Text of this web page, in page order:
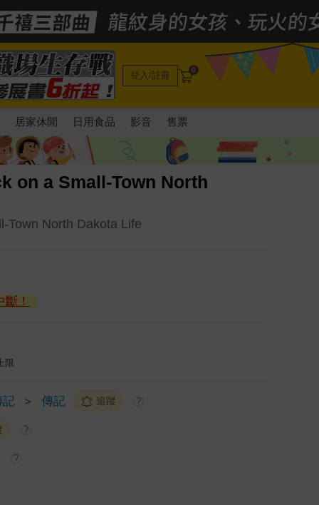
登入/註冊 0
居家休閒 日用食品 影音 售票
on a Small-Town North
Town North Dakota Life
！
限
記 ＞ 傳記 追蹤 ?
?
?